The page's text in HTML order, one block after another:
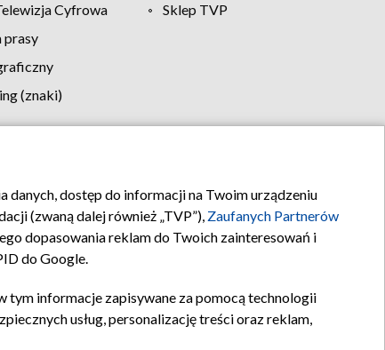
Cyfrowa
Sklep TVP
prasy
(znaki)
Kontakt
dostęp do informacji na Twoim urządzeniu
(zwaną dalej również „TVP”), Zaufanych Partnerów
dopasowania reklam do Twoich zainteresowań i
do Google.
tym informacje zapisywane za pomocą technologii
usług, personalizację treści oraz reklam,